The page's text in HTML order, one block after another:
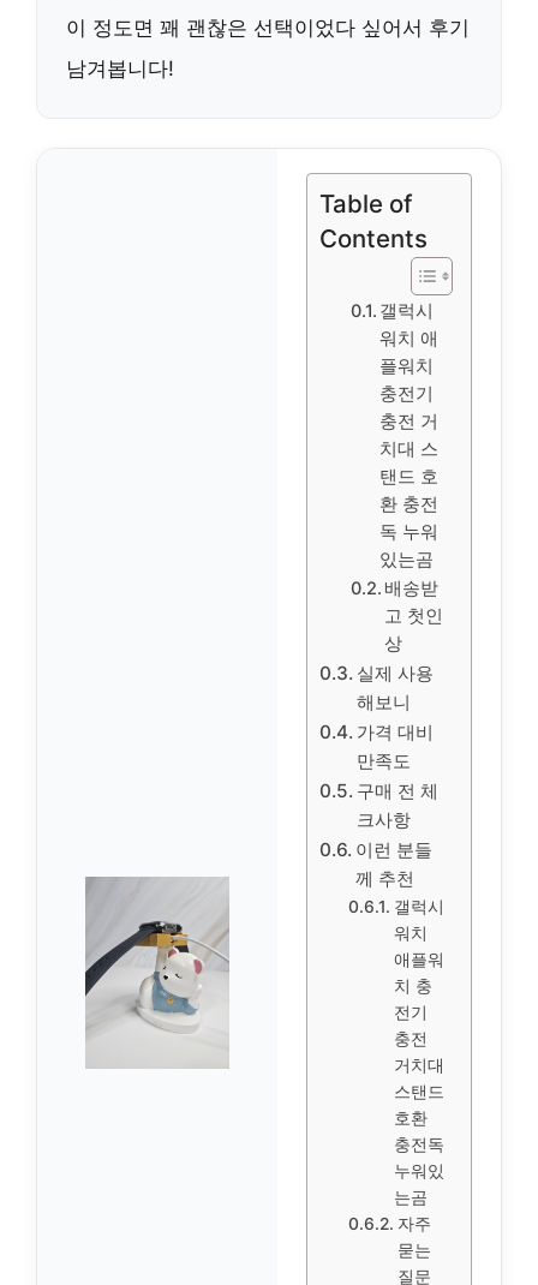
이 정도면 꽤 괜찮은 선택이었다 싶어서 후기
남겨봅니다!
Table of
Contents
갤럭시
워치 애
플워치
충전기
충전 거
치대 스
탠드 호
환 충전
독 누워
있는곰
배송받
고 첫인
상
실제 사용
해보니
가격 대비
만족도
구매 전 체
크사항
이런 분들
께 추천
갤럭시
워치
애플워
치 충
전기
충전
거치대
스탠드
호환
충전독
누워있
는곰
자주
묻는
질문